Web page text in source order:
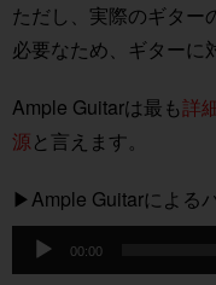
ただし、実際のギター
必要なため、ギターに
Ample Guitarは最も詳
源と言えます。
▶︎Ample Guitarによる
音
00:00